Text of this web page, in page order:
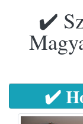
✔️
✔️